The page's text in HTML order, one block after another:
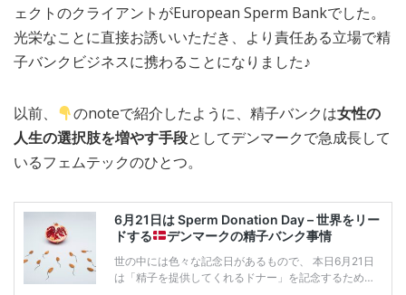
ェクトのクライアントがEuropean Sperm Bankでした。
光栄なことに直接お誘いいただき、より責任ある立場で精
子バンクビジネスに携わることになりました♪
以前、 のnoteで紹介したように、精子バンクは女性の
人生の選択肢を増やす手段としてデンマークで急成長して
いるフェムテックのひとつ。